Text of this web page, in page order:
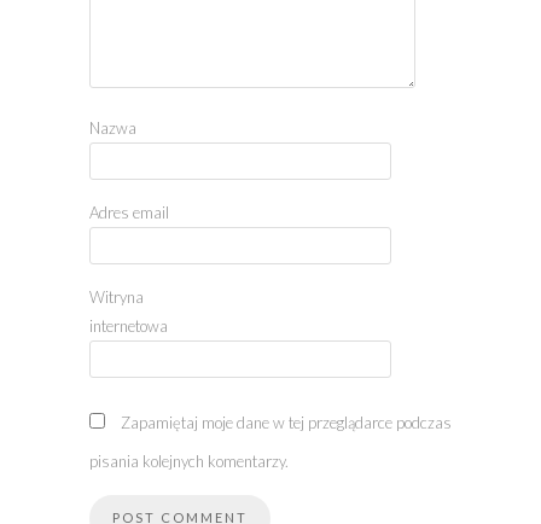
Nazwa
Adres email
Witryna
internetowa
Zapamiętaj moje dane w tej przeglądarce podczas
pisania kolejnych komentarzy.